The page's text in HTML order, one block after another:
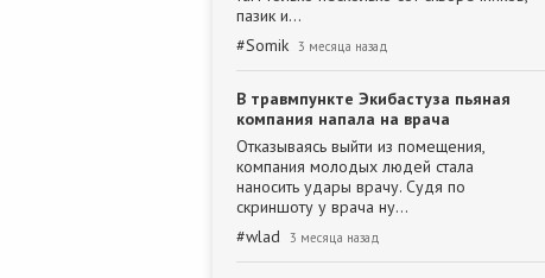
пазик и…
#Somik 3 месяца назад
В травмпункте Экибастуза пьяная
компания напала на врача
Отказываясь выйти из помещения,
компания молодых людей стала
наносить удары врачу. Судя по
скриншоту у врача ну…
#wlad 3 месяца назад